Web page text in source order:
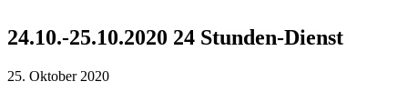
24.10.-25.10.2020 24 Stunden-Dienst
25. Oktober 2020